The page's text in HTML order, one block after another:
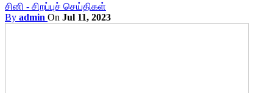
சினி - சிறப்புச் செய்திகள்
By admin On Jul 11, 2023